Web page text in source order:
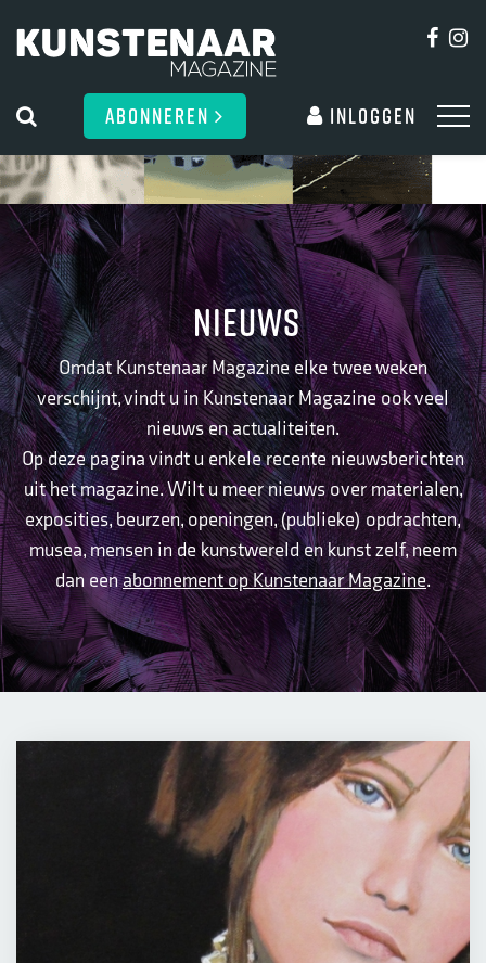
ABONNEREN Inloggen
NIEUWS
Omdat Kunstenaar Magazine elke twee weken
verschijnt, vindt u in Kunstenaar Magazine ook veel
nieuws en actualiteiten.
Op deze pagina vindt u enkele recente nieuwsberichten
uit het magazine. Wilt u meer nieuws over materialen,
exposities, beurzen, openingen, (publieke) opdrachten,
musea, mensen in de kunstwereld en kunst zelf, neem
dan eenabonnement op Kunstenaar Magazine.